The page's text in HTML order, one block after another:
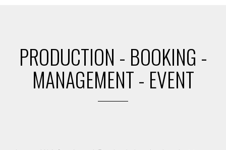
PRODUCTION - BOOKING -
MANAGEMENT - EVENT